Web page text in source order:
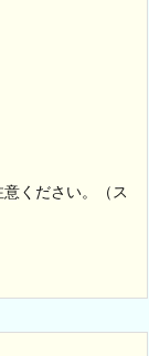
ください。（ス